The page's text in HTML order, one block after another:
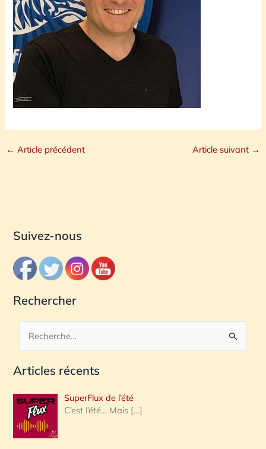
← Article précédent Article suivant →
Suivez-nous
Rechercher
c
e
r
c
Articles récents
SuperFlux de l’été
C’est l’été… Mais […]